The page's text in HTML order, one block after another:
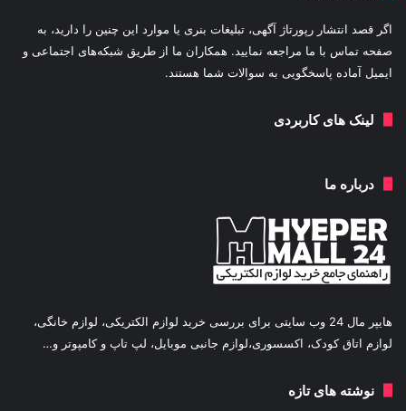
اگر قصد انتشار رپورتاژ آگهی، تبلیغات بنری یا موارد این چنین را دارید، به
صفحه تماس با ما مراجعه نمایید. همکاران ما از طریق شبکه‌های اجتماعی و
ایمیل آماده پاسخگویی به سوالات شما هستند.
لینک های کاربردی
درباره ما
هایپر مال 24 وب سایتی برای بررسی خرید لوازم الکتریکی، لوازم خانگی،
لوازم اتاق کودک، اکسسوری،لوازم جانبی موبایل، لپ تاپ و کامپوتر و…
نوشته های تازه